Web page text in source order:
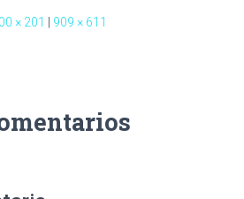
× 201 909 × 611